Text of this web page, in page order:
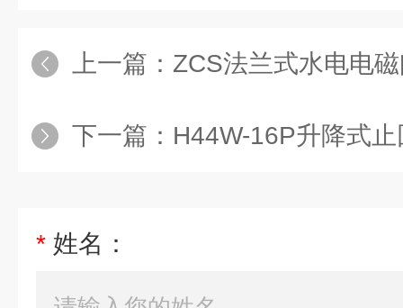
上一篇： ZCS法兰式水电电
下一篇： H44W-16P升降式止
* 姓名：